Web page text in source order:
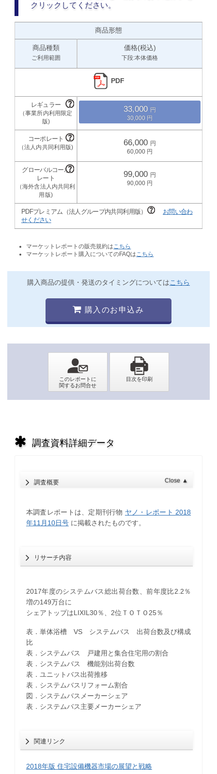
クリックしてください。
商品形態
商品種類
ご利用範囲
価格(税込)
下段:本体価格
PDF
33,000
30,000
66,000
60,000
99,000
90,000
PDFプレミアム（法人グループ内共同利用版）
お問い合わ
せください
マーケットレポートの販売規約は こちら
マーケットレポート購入についてのFAQは こちら
購入商品の提供・発送のタイミングについてはこちら
購入のお申込み
調査資料詳細データ
調査概要 Close ▲
本調査レポートは、定期刊行物 ヤノ・レポート 2018
年11月10日号に掲載されたものです。
リサーチ内容
2017年度のシステムバス総出荷台数、前年度比2.2％
増の149万台に
シェアトップはLIXIL30％、2位ＴＯＴＯ25％
表．単体浴槽 VS システムバス 出荷台数及び構成
比
表．システムバス 戸建用と集合住宅用の割合
表．システムバス 機能別出荷台数
表．ユニットバス出荷推移
表．システムバスリフォーム割合
図．システムバスメーカーシェア
表．システムバス主要メーカーシェア
関連リンク
2018年版 住宅設備機器市場の展望と戦略